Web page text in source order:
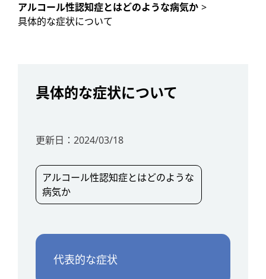
高齢者とアルコールの関係
アルコール性認知症とはどのような病気か >
具体的な症状について
具体的な症状について
更新日： 2024/03/18
アルコール性認知症とはどのような
病気か
代表的な症状